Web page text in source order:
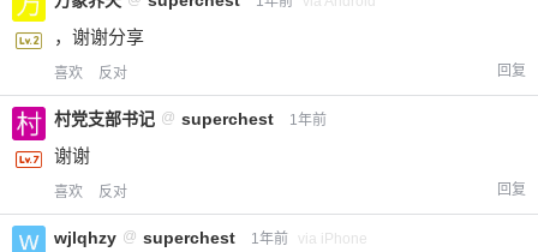
，谢谢分享
喜欢 反对 回复
村党支部书记 @ superchest 1年前
谢谢
喜欢 反对 回复
wjlqhzy @ superchest 1年前 via iPhone